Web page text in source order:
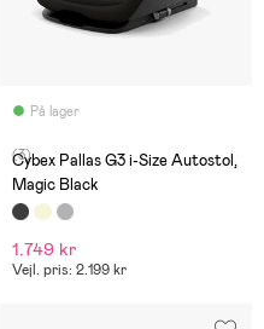
På lager
(3)
Cybex Pallas G3 i-Size Autostol,
Magic Black
1.749 kr
Vejl. pris: 2.199 kr